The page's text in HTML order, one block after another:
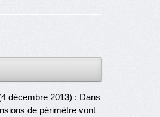
décembre 2013) : Dans
de périmètre vont